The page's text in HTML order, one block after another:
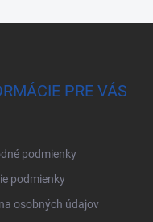
PRE VÁS
podmienky
podmienky
osobných údajov